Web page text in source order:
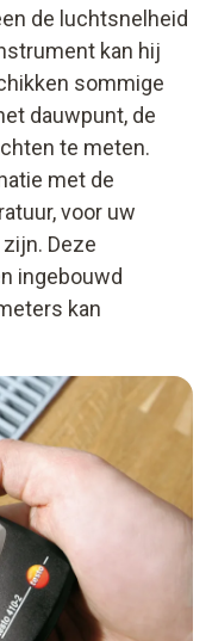
de luchtsnelheid
kan hij
sommige
dauwpunt, de
te meten.
met de
voor uw
Deze
ingebouwd
kan